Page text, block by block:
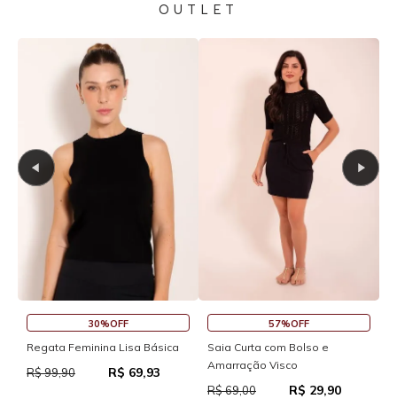
OUTLET
30%OFF
Regata Feminina Lisa Básica
R$ 99,90 R$ 69,93
57%OFF
Saia Curta com Bolso e
Amarração Visco
R$ 69,00 R$ 29,90